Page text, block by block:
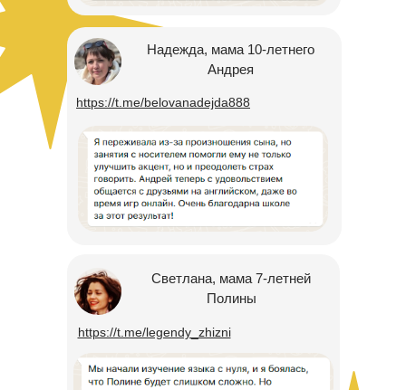
Надежда, мама 10-летнего
Андрея
Светлана, мама 7-летней
Полины
https://t.me/legendy_zhizni
https://t.me/belovanadejda888